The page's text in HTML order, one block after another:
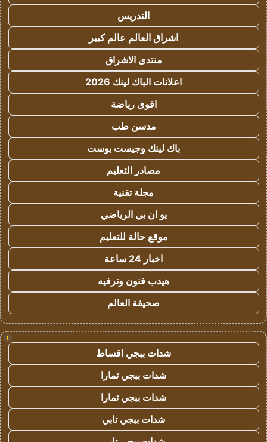
التدريس
اشراق العالم عالم كبير
منتدى الاشراق
اعلانات الباك لينك 2026
اقوى رياضة
مدسن طب
باك لينك وجيست بوست
مصادر التعليم
مجلة تقنية
يو ان بي الرياضي
موقع حالة للتعليم
اخبار 24 ساعة
هيدب فنون وترفيه
صحيفة العالم
!
شدات ببجي اقساط
شدات ببجي تمارا
شدات ببجي تمارا
شدات ببجي تابي